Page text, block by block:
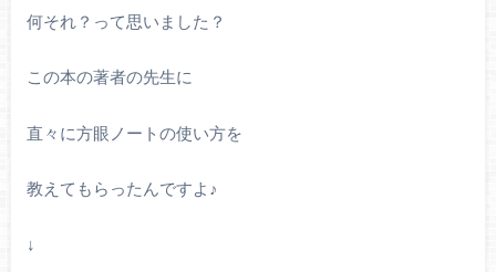
何それ？って思いました？
この本の著者の先生に
直々に方眼ノートの使い方を
教えてもらったんですよ♪
↓